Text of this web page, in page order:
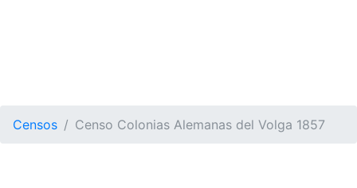
Censos Censo Colonias Alemanas del Volga 1857